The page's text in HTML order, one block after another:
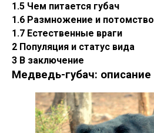
1.5 Чем питается губач
1.6 Размножение и потомство
1.7 Естественные враги
2 Популяция и статус вида
3 В заключение
Медведь-губач: описание